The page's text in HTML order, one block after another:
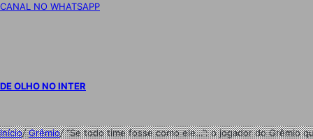
CANAL NO WHATSAPP
DE OLHO NO INTER
Início/Grêmio/“Se todo time fosse como ele…”: o jogador do Grêmio